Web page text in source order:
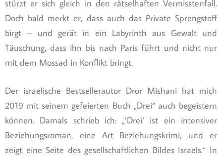
stürzt er sich gleich in den rätselhaften Vermisstenfall.
Doch bald merkt er, dass auch das Private Sprengstoff
birgt – und gerät in ein Labyrinth aus Gewalt und
Täuschung, dass ihn bis nach Paris führt und nicht nur
mit dem Mossad in Konflikt bringt.
Der israelische Bestsellerautor Dror Mishani hat mich
2019 mit seinem gefeierten Buch „Drei“ auch begeistern
können. Damals schrieb ich: „’Drei‘ ist ein intensiver
Beziehungsroman, eine Art Beziehungskrimi, und er
zeigt eine Seite des gesellschaftlichen Bildes Israels.“ In